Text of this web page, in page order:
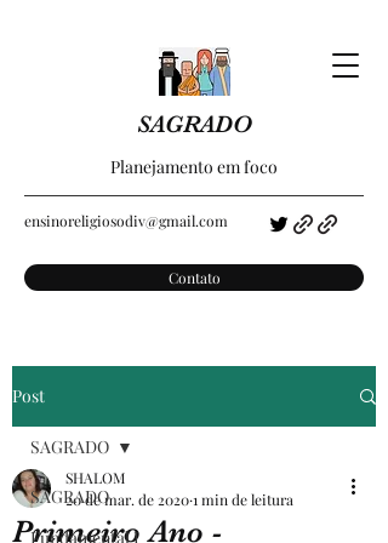
SAGRADO
Planejamento em foco
ensinoreligiosodiv@gmail.com
Contato
Post
SAGRADO
Fundamental I
SAGRADO
Primeiro Ano -
SHALOM
20 de mar. de 20201 min de leitura